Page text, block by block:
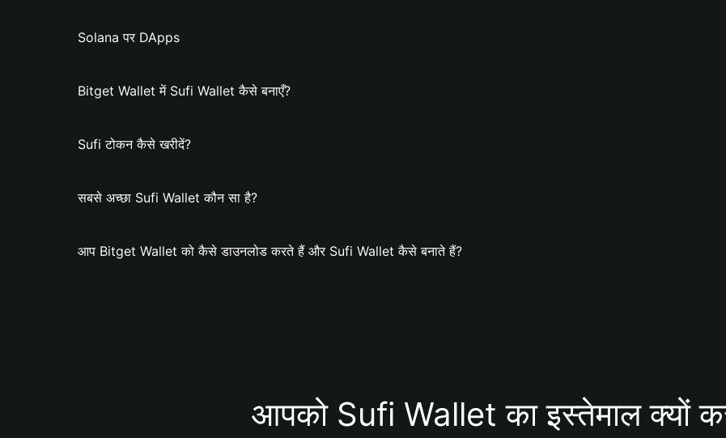
Solana पर DApps
Bitget Wallet में Sufi Wallet कैसे बनाएँ?
Sufi टोकन कैसे खरीदें?
सबसे अच्छा Sufi Wallet कौन सा है?
आप Bitget Wallet को कैसे डाउनलोड करते हैं और Sufi Wallet कैसे बनाते हैं?
आपको Sufi Wallet का इस्तेमाल क्यों